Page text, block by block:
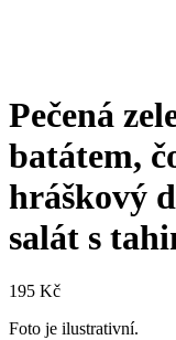
Pečená
batátem,
hráškový
salát s
195 Kč
Foto je ilustrativní.